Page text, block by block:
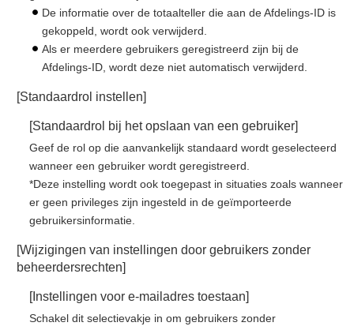
De informatie over de totaalteller die aan de Afdelings-ID is
gekoppeld, wordt ook verwijderd.
Als er meerdere gebruikers geregistreerd zijn bij de
Afdelings-ID, wordt deze niet automatisch verwijderd.
[Standaardrol instellen]
[Standaardrol bij het opslaan van een gebruiker]
Geef de rol op die aanvankelijk standaard wordt geselecteerd
wanneer een gebruiker wordt geregistreerd.
*Deze instelling wordt ook toegepast in situaties zoals wanneer
er geen privileges zijn ingesteld in de geïmporteerde
gebruikersinformatie.
[Wijzigingen van instellingen door gebruikers zonder
beheerdersrechten]
[Instellingen voor e-mailadres toestaan]
Schakel dit selectievakje in om gebruikers zonder